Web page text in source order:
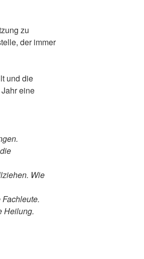
zu
der immer
und die
eine
Wie
Heilung.